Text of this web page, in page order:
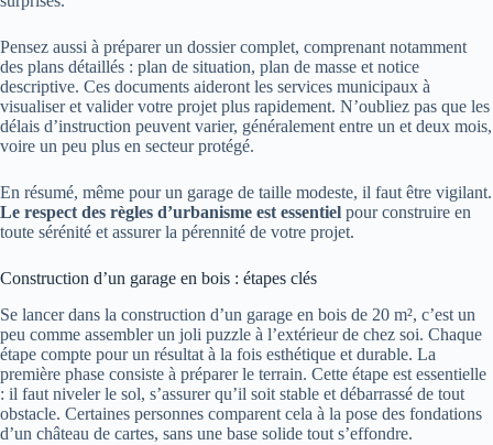
Pensez aussi à préparer un dossier complet, comprenant notamment
des plans détaillés : plan de situation, plan de masse et notice
descriptive. Ces documents aideront les services municipaux à
visualiser et valider votre projet plus rapidement. N’oubliez pas que les
délais d’instruction peuvent varier, généralement entre un et deux mois,
voire un peu plus en secteur protégé.
En résumé, même pour un garage de taille modeste, il faut être vigilant.
Le respect des règles d’urbanisme est essentiel pour construire en
toute sérénité et assurer la pérennité de votre projet.
Construction d’un garage en bois : étapes clés
Se lancer dans la construction d’un garage en bois de 20 m², c’est un
peu comme assembler un joli puzzle à l’extérieur de chez soi. Chaque
étape compte pour un résultat à la fois esthétique et durable. La
première phase consiste à préparer le terrain. Cette étape est essentielle
: il faut niveler le sol, s’assurer qu’il soit stable et débarrassé de tout
obstacle. Certaines personnes comparent cela à la pose des fondations
d’un château de cartes, sans une base solide tout s’effondre.